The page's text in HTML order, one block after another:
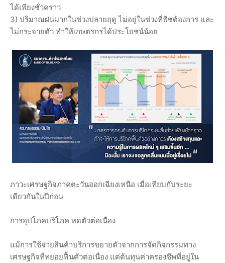
ได้เพียงชั่วคราว
3) ปริมาณฝนมากในช่วงปลายฤดู ไม่อยู่ในช่วงที่พืชต้องการ และ
ไม่กระจายตัว ทำให้เกษตรกรได้ประโยชน์น้อย
ภาวะเศรษฐกิจภาคตะวันออกเฉียงเหนือ เมื่อเทียบกับระยะ
เดียวกันในปีก่อน
การอุปโภคบริโภค หดตัวต่อเนื่อง
แม้การใช้จ่ายสินค้าบริการขยายตัวจากการจัดกิจกรรมทาง
เศรษฐกิจที่ทยอยฟื้นตัวต่อเนื่อง แต่ต้นทุนค่าครองชีพที่อยู่ใน